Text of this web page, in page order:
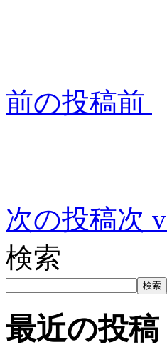
前の投稿前
次の投稿次
検索
検索
最近の投稿